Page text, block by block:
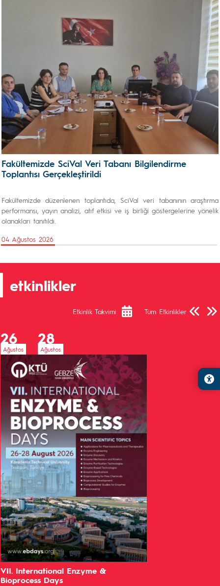
Fakültemizde SciVal Veri Tabanı Bilgilendirme
Toplantısı Gerçekleştirildi
Fakültemizde düzenlenen toplantıda, SciVal veri tabanının araştırma
performansı, yayın analizi, atıf etkisi ve iş birliği göstergelerine yönelik
olanakları tanıtıldı.
04 Ağustos 2026
etkinlikler
Etkinlik Takvimi Tüm Etkinlikler
Önceki
26
Ağustos
28
Ağustos
VII. International Enzyme &
Bioprocess Days